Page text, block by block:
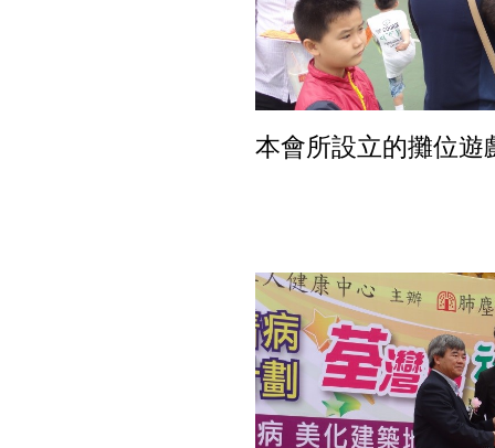
本會所設立的攤位遊